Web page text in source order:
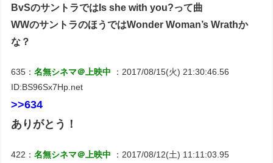
BvSのサントラではIs she with you?って曲
WWのサントラのほうではWonder Woman’s Wrathか
な？
635：名無シネマ＠上映中
：2017/08/15(火) 21:30:46.56
ID:BS96Sx7Hp.net
>>634
ありがとう！
422：名無シネマ＠上映中
：2017/08/12(土) 11:11:03.95